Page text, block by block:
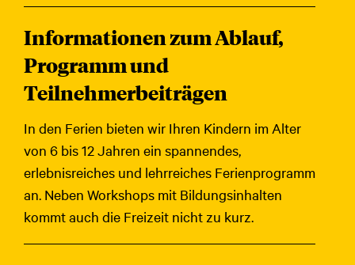
Informationen zum Ablauf,
Programm und
Teilnehmerbeiträgen
In den Ferien bieten wir Ihren Kindern im Alter
von 6 bis 12 Jahren ein spannendes,
erlebnisreiches und lehrreiches Ferienprogramm
an. Neben Workshops mit Bildungsinhalten
kommt auch die Freizeit nicht zu kurz.